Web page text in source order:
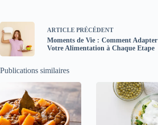
ARTICLE PRÉCÉDENT
Moments de Vie : Comment Adapter
Votre Alimentation à Chaque Etape
Publications similaires